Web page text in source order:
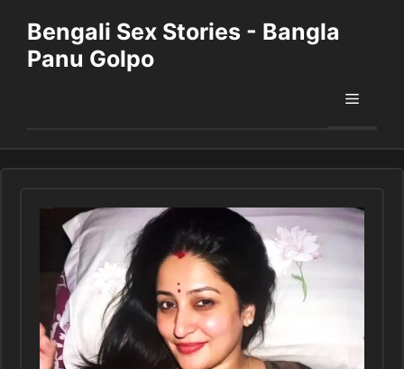
content
Bengali Sex Stories - Bangla
Panu Golpo
Menu